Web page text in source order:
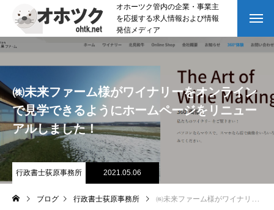
オホーツク管内の企業・事業主
を応援する求人情報および情報
発信メディア
㈱未来ファーム様がワイナリーをオンライン
で見学できるようにホームページをリニュー
アルしました！
行政書士荻原事務所 2021.05.06
ブログ 行政書士荻原事務所 ㈱未来ファーム様がワイナリーをオンラインで見学できるようにホームページをリニューアルしました！